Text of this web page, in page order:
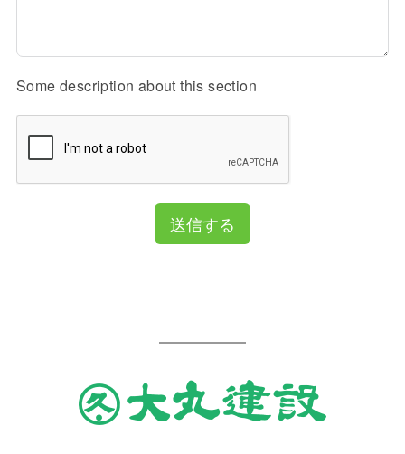
Some description about this section
送信する